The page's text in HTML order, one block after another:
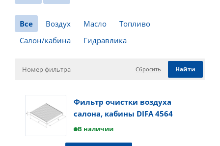
Все Воздух Масло
Топливо
Салон/кабина
Гидравлика
Сбросить
Фильтр очистки воздуха
салона, кабины DIFA 4564
В наличии